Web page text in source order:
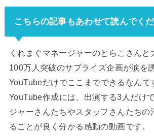
こちらの記事もあわせて読んでくだ
くれまぐマネージャーのとらこさんと
100万人突破のサプライズ企画が涙を
YouTubeだけでここまでできるなんて
YouTube作成には、出演する3人だけ
ジャーさんたちやスタッフさんたちの
ることが良く分かる感動の動画です。